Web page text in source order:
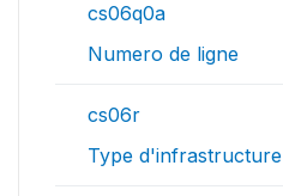
cs06q0a
Numero de ligne
cs06r
Type d'infrastructure